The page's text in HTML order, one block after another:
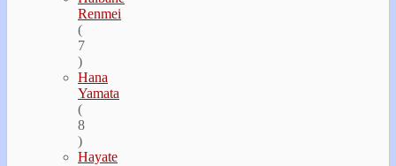
Renmei
(
7
)
Hana
Yamata
(
8
)
Hayate